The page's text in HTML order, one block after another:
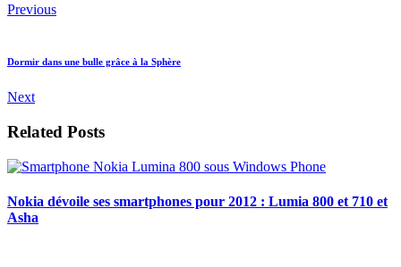
Previous
Dormir dans une bulle grâce à la Sphère
Next
Related Posts
Nokia dévoile ses smartphones pour 2012 : Lumia 800 et 710 et
Asha